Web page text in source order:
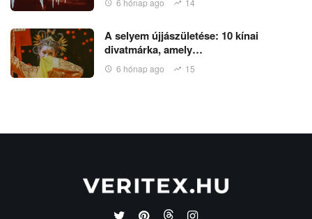
6 hónap ago 14
A selyem újjászületése: 10 kínai
divatmárka, amely…
6 hónap ago 15